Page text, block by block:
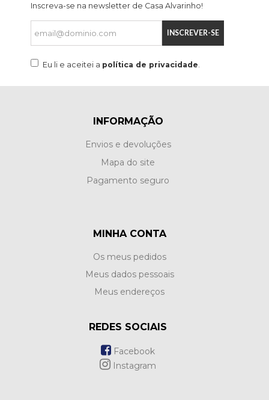
Inscreva-se na newsletter de Casa Alvarinho!
INSCREVER-SE
Eu li e aceitei a política de privacidade
INFORMAÇÃO
Envios e devoluções
Mapa do site
Pagamento seguro
MINHA CONTA
Os meus pedidos
Meus dados pessoais
Meus endereços
REDES SOCIAIS
Facebook
Instagram